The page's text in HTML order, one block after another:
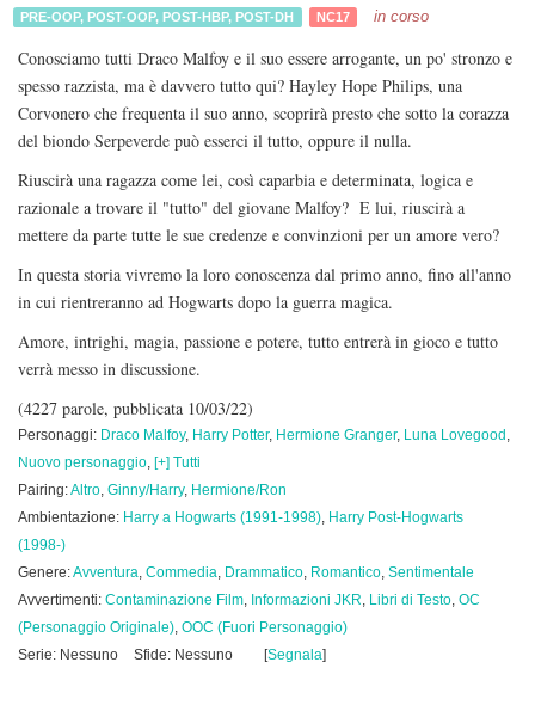
PRE-OOP,POST-OOP,POST-HBP,POST-DH NC17 in corso
Conosciamo tutti Draco Malfoy e il suo essere arrogante, un po' stronzo e
spesso razzista, ma è davvero tutto qui? Hayley Hope Philips, una
Corvonero che frequenta il suo anno, scoprirà presto che sotto la corazza
del biondo Serpeverde può esserci il tutto, oppure il nulla.
Riuscirà una ragazza come lei, così caparbia e determinata, logica e
razionale a trovare il "tutto" del giovane Malfoy? E lui, riuscirà a
mettere da parte tutte le sue credenze e convinzioni per un amore vero?
In questa storia vivremo la loro conoscenza dal primo anno, fino all'anno
in cui rientreranno ad Hogwarts dopo la guerra magica.
Amore, intrighi, magia, passione e potere, tutto entrerà in gioco e tutto
verrà messo in discussione.
(4227 parole, pubblicata 10/03/22)
Personaggi: Draco Malfoy, Harry Potter, Hermione Granger, Luna Lovegood ,
Nuovo personaggio, [+] Tutti
Pairing:Altro, Ginny/Harry, Hermione/Ron
Ambientazione: Harry a Hogwarts (1991-1998), Harry Post-Hogwarts
(1998-)
Genere:Avventura, Commedia, Drammatico, Romantico, Sentimentale
Avvertimenti: Contaminazione Film, Informazioni JKR, Libri di Testo, OC
(Personaggio Originale), OOC (Fuori Personaggio)
Serie: Nessuno
Sfide: Nessuno [Segnala]